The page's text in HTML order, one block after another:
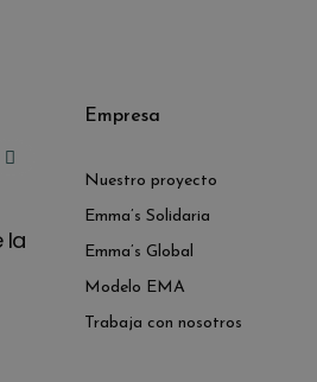
la
Empresa
Nuestro proyecto
Emma’s Solidaria
Emma’s Global
Modelo EMA
Trabaja con nosotros